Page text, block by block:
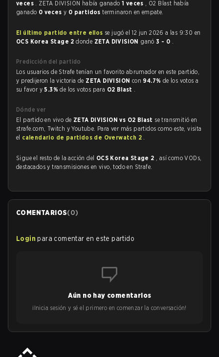
veces . ZETA DIVISION había ganado1 veces , O2 Blast había
ganado 0 vecesy 0 partidosterminaron en empate.
El último partido entre ellos se jugó el 12 jun 2026 a las 9:30 en
OCS Korea Stage 2donde ZETA DIVISION ganó3 - 0 .
Predicción del partido
Los usuarios de Strafe tenían un favorito abrumador en este partido,
y predijeron la victoria de ZETA DIVISION con 94.7% de los votos a
su favor y5.3%de los votos para O2 Blast .
Dónde ver
El partido en vivo de ZETA DIVISION vs O2 Blast se transmitió en
strafe.com, Twitch y Youtube. Para ver más partidos como este, visita
el calendario de partidos de Overwatch 2 .
Sigue el resto de la acción del OCS Korea Stage 2 , así como VODs,
destacados y transmisiones en vivo, todo en Strafe.
COMENTARIOS(0)
Login para comentar en este partido
Aún no hay comentarios
¡Inicia sesión y sé el primero en comenzar la conversación!